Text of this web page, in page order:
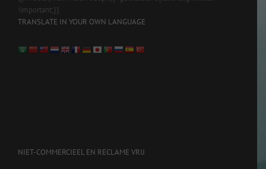
!important;}}
TRANSLATE IN YOUR OWN LANGUAGE
NIET-COMMERCIEEL EN RECLAME VRIJ